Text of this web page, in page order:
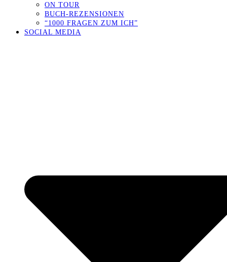
ON TOUR
BUCH-REZENSIONEN
“1000 FRAGEN ZUM ICH”
SOCIAL MEDIA